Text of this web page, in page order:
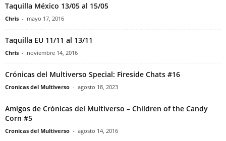
Taquilla México 13/05 al 15/05
Chris - mayo 17, 2016
Taquilla EU 11/11 al 13/11
Chris - noviembre 14, 2016
Crónicas del Multiverso Special: Fireside Chats #16
Cronicas del Multiverso - agosto 18, 2023
Amigos de Crónicas del Multiverso – Children of the Candy
Corn #5
Cronicas del Multiverso - agosto 14, 2016